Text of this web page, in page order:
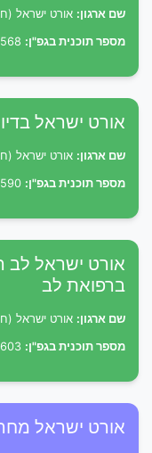
שם ארגון: אורט ישראל
מספר תוכנית בגפ"ן:
אורט ישראל
שם ארגון: אורט ישראל
מספר תוכנית בגפ"ן:
אורט ישראל לב
ברפואת לב
שם ארגון: אורט ישראל
מספר תוכנית בגפ"ן:
אורט ישראל